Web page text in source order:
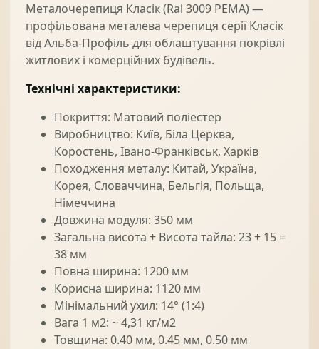
Металочерепиця Класік (Ral 3009 PEMA) —
профільована металева черепиця серії Класік
від Альба-Профіль для облаштування покрівлі
житлових і комерційних будівель.
Технічні характеристики:
Покриття: Матовий поліестер
Виробництво: Київ, Біла Церква,
Коростень, Івано-Франківськ, Харків
Походження металу: Китай, Україна,
Корея, Словаччина, Бельгія, Польща,
Німеччина
Довжина модуля: 350 мм
Загальна висота + Висота тайла: 23 + 15 =
38 мм
Повна ширина: 1200 мм
Корисна ширина: 1120 мм
Мінімальний ухил: 14° (1:4)
Вага 1 м2: ~ 4,31 кг/м2
Товщина: 0.40 мм, 0.45 мм, 0.50 мм